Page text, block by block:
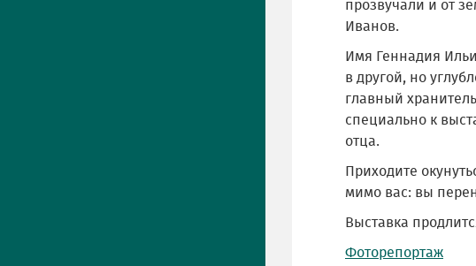
прозвучали и от
Иванов.
Имя Геннадия
в другой, но
главный
специально к
отца.
Приходите
мимо вас: вы
Выставка
Фоторепортаж